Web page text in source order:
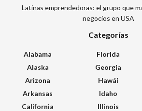
Latinas emprendedoras: el grupo que
negocios en USA
Categorías
Alabama
Alaska
Arizona
Arkansas
California
Florida
Georgia
Hawái
Idaho
Illinois